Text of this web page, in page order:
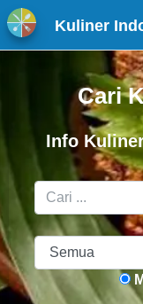
Kuliner
Cari
Info